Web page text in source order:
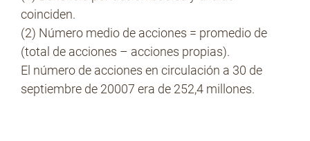
coinciden.
(2) Número medio de acciones = promedio de
(total de acciones – acciones propias).
El número de acciones en circulación a 30 de
septiembre de 20007 era de 252,4 millones.